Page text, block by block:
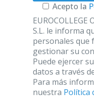
Acepto la
EUROCOLLEGE
S.L. le informa
personales que
gestionar su
Puede ejercer
datos a través
Para más
nuestra Política